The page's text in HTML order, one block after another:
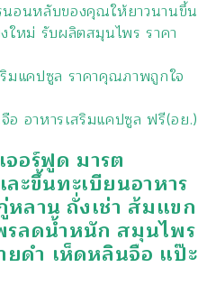
นอนหลับของคุณให้ยาวนานขึ้น
ใหม่ รับผลิตสมุนไพร ราคา
มแคปซูล ราคาคุณภาพถูกใจ
อ อาหารเสริมแคปซูล ฟรี(อย.)
จอร์ฟูด มารต
ะขึ้นทะเบียนอาหาร
หลาน ถั่งเช่า ส้มแขก
ลดน้ำหนัก สมุนไพร
ยดำ เห็ดหลินจือ แป๊ะ